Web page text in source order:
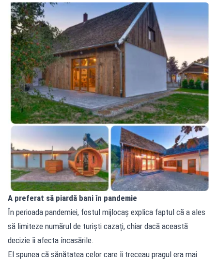
A preferat să piardă bani în pandemie
În perioada pandemiei, fostul mijlocaș explica faptul că a ales
să limiteze numărul de turiști cazați, chiar dacă această
decizie îi afecta încasările.
El spunea că sănătatea celor care îi treceau pragul era mai